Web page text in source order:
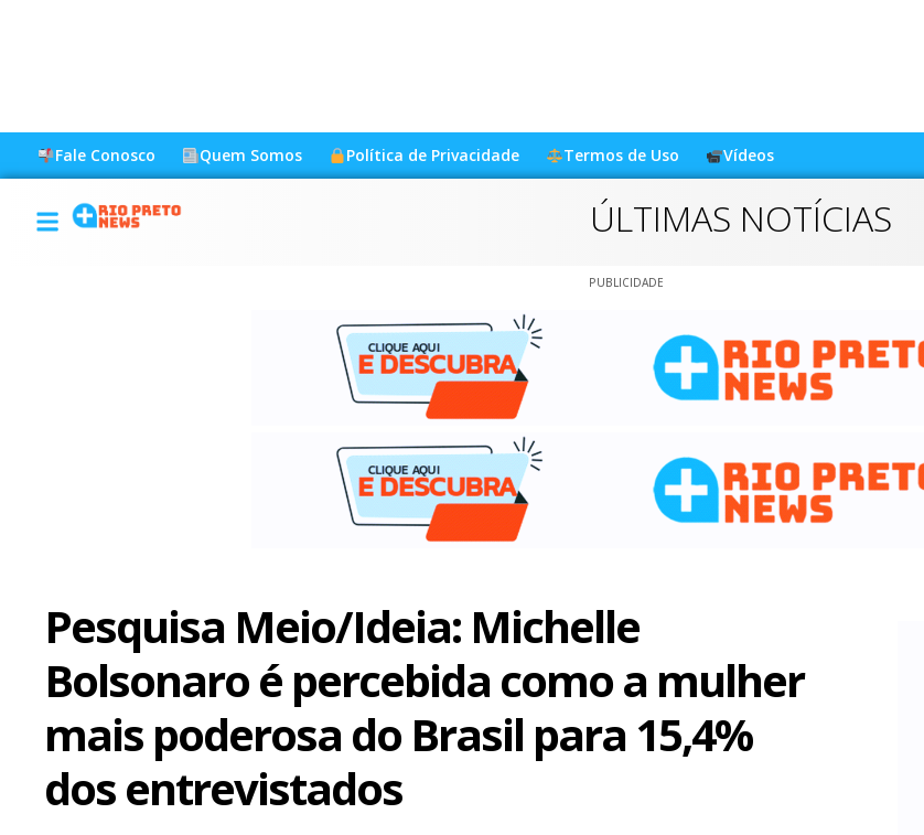
Fale Conosco Quem Somos Política de Privacidade Termos de Uso Vídeos
ÚLTIMAS NOTÍCIAS
PUBLICIDADE
Pesquisa Meio/Ideia: Michelle
Bolsonaro é percebida como a mulher
mais poderosa do Brasil para 15,4%
dos entrevistados